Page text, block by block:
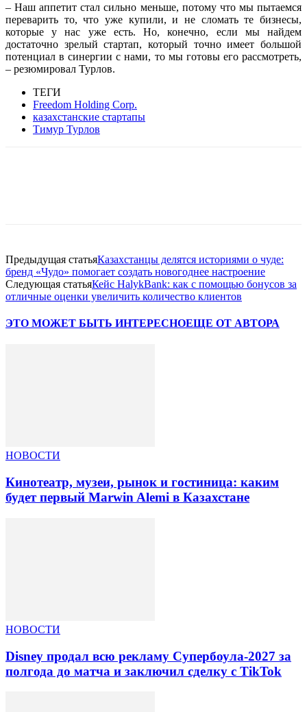
– Наш аппетит стал сильно меньше, потому что мы пытаемся
переварить то, что уже купили, и не сломать те бизнесы,
которые у нас уже есть. Но, конечно, если мы найдем
достаточно зрелый стартап, который точно имеет большой
потенциал в синергии с нами, то мы готовы его рассмотреть,
– резюмировал Турлов.
ТЕГИ
Freedom Holding Corp.
казахстанские стартапы
Тимур Турлов
Предыдущая статьяКазахстанцы делятся историями о чуде:
бренд «Чудо» помогает создать новогоднее настроение
Следующая статьяКейс HalykBank: как с помощью бонусов за
отличные оценки увеличить количество клиентов
ЭТО МОЖЕТ БЫТЬ ИНТЕРЕСНОЕЩЕ ОТ АВТОРА
НОВОСТИ
Кинотеатр, музеи, рынок и гостиница: каким
будет первый Marwin Alemi в Казахстане
НОВОСТИ
Disney продал всю рекламу Супербоула-2027 за
полгода до матча и заключил сделку с TikTok